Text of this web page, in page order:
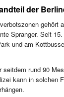
der
gehört
Spranger. Seit
und am
rund 90
kann in solchen